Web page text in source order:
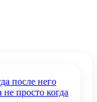
после него
просто когда